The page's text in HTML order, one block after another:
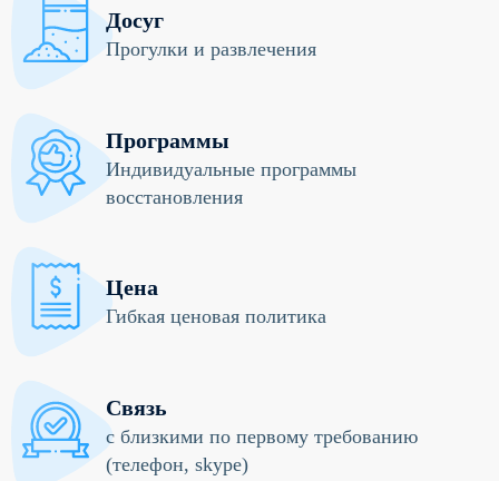
Досуг
Прогулки и развлечения
Программы
Индивидуальные программы
восстановления
Цена
Гибкая ценовая политика
Связь
с близкими по первому требованию
(телефон, skype)